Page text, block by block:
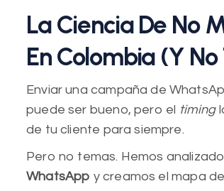
La Ciencia De No
En Colombia (y
Enviar una campaña de
puede ser bueno, pero el timing
de tu cliente para siempre.
Pero no temas. Hemos
WhatsApp y creamos el mapa